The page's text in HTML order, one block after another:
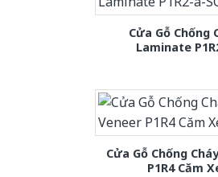
Cửa Gỗ Chống
Laminate
Cửa Gỗ Chống
P1R4 Căm